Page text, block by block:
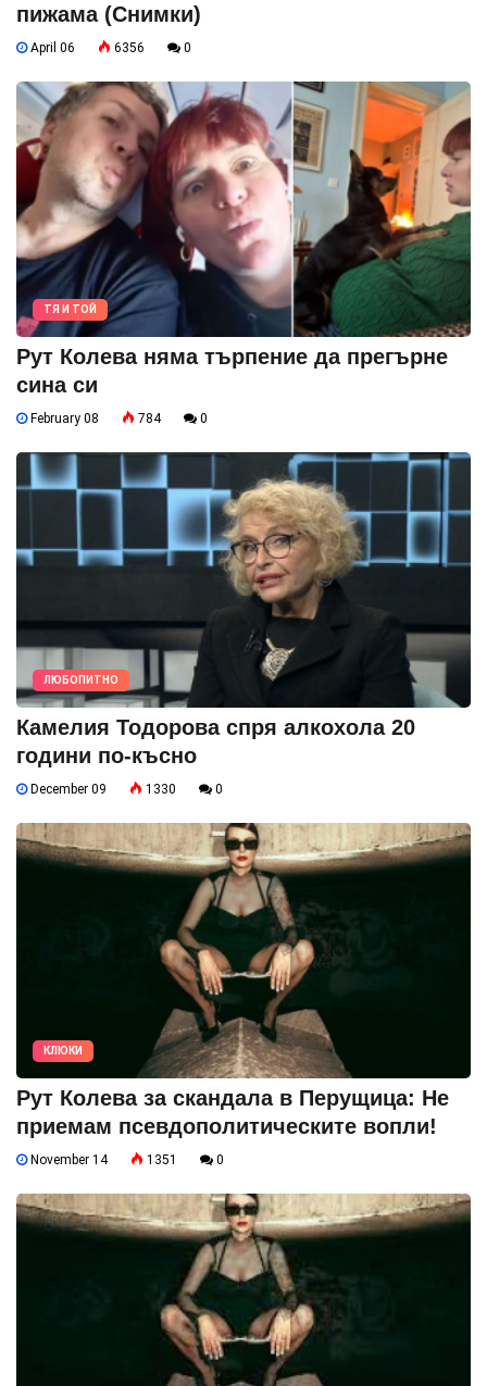
пижама (Снимки)
April 06 6356 0
ТЯ И ТОЙ
Рут Колева няма търпение да прегърне
сина си
February 08 784 0
ЛЮБОПИТНО
Камелия Тодорова спря алкохола 20
години по-късно
December 09 1330 0
КЛЮКИ
Рут Колева за скандала в Перущица: Не
приемам псевдополитическите вопли!
November 14 1351 0